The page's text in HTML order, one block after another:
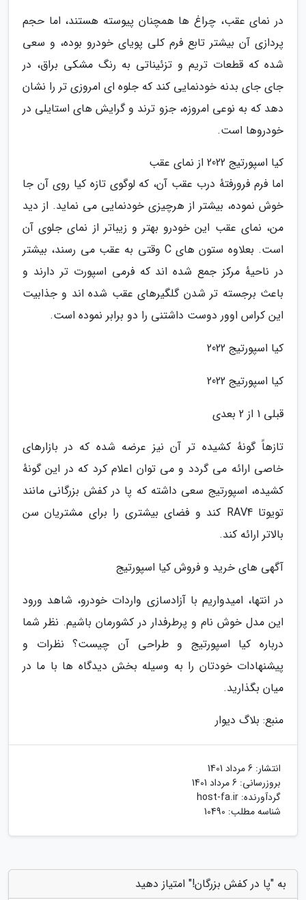
در نمای عقب، چراغ ها همچنان پیوسته هستند، اما حجم
پردازی آن بیشتر تابع فرم کلی پویای خودرو بوده، و سعی
شده که قطعات تریم و تزئیناتی به رنگ مشکی براق، در
جای جای بدنه خودنمایی کند که جلوه ای امروزی تر را نشان
دهد که به نوعی امروزه، جزو ترند و گرایش های استایلی در
خودروها است.
کیا اسپورتیج 2022 از نمای عقب
اما فرم فرورفتهٔ درب عقب آن، که لوگوی تازه کیا روی آن جا
خوش نموده، بیشتر از هرچیزی خودنمایی می نماید. از دید
من، نمای عقب این خودرو بهتر و زیباتر از نمای جلوی آن
است. بعلاوه ستون های C وقتی به عقب می رسند، بیشتر
در ناحیهٔ مرکز جمع شده اند که فرمی اسپورت تر دارند و
باعث برجسته تر شدن گلگیرهای عقب شده اند و جذابیت
این کراس اوور دوست داشتنی را دو برابر نموده است.
کیا اسپورتیج 2022
کیا اسپورتیج 2022
قبلی 1 از 2 بعدی
تازهاً گونهٔ کشیده تر آن نیز عرضه شده که در بازارهای
خاصی ارائه می گردد و می توان اعلام کرد که در این گونهٔ
کشیده، اسپورتیج سعی داشته که پا در کفش بزرگانی مانند
تویوتا RAV4 کند و فضای بیشتری را برای مشتریان سن
بالاتر ارائه کند.
آگهی های خرید و فروش کیا اسپورتیج
در انتها، امیدواریم با آزادسازی واردات خودرو، شاهد ورود
این مدل خوش نام و پرطرفدار در کشورمان باشیم. نظر شما
درباره کیا اسپورتیج و طراحی آن چیست؟ نظرات و
پیشنهادات خودتان را به وسیله بخش دیدگاه ها با ما در
میان بگذارید.
منبع: بلاگ دیوار
انتشار: 6 مرداد 1401
بروزرسانی: 6 مرداد 1401
گردآورنده: host-fa.ir
شناسه مطلب: 10490
به "پا در کفش بزرگان!" امتیاز دهید